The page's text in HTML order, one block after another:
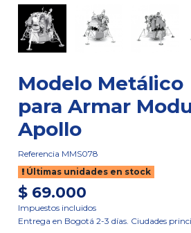
Modelo Metálico
para Armar
Apollo
Referencia MMS078
Últimas unidades en stock
$ 69.000
Impuestos incluidos
Entrega en Bogotá 2-3 días. Ciudades